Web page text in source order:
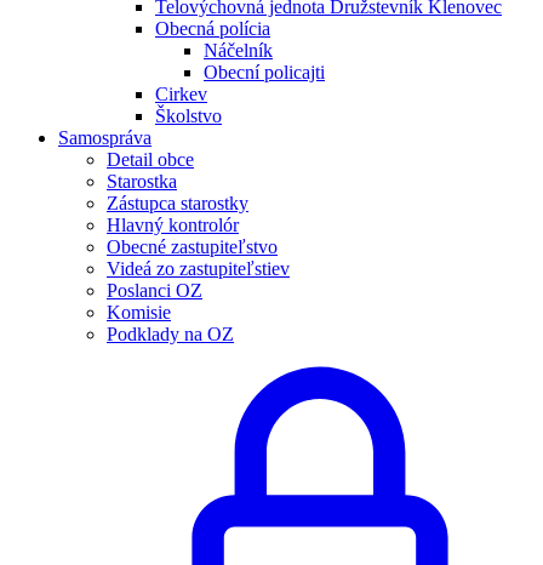
Telovýchovná jednota Družstevník Klenovec
Obecná polícia
Náčelník
Obecní policajti
Cirkev
Školstvo
Samospráva
Detail obce
Starostka
Zástupca starostky
Hlavný kontrolór
Obecné zastupiteľstvo
Videá zo zastupiteľstiev
Poslanci OZ
Komisie
Podklady na OZ